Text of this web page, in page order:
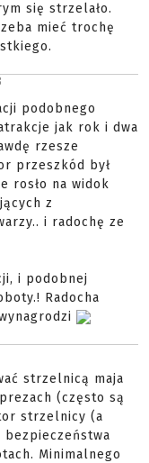
się strzelało.
mieć trochę
podobnego
jak rok i dwa
rzesze
przeszkód był
rosło na widok
z
i radochę ze
i podobnej
Radocha
strzelnicą maja
(często są
strzelnicy (a
bezpieczeństwa
Minimalnego